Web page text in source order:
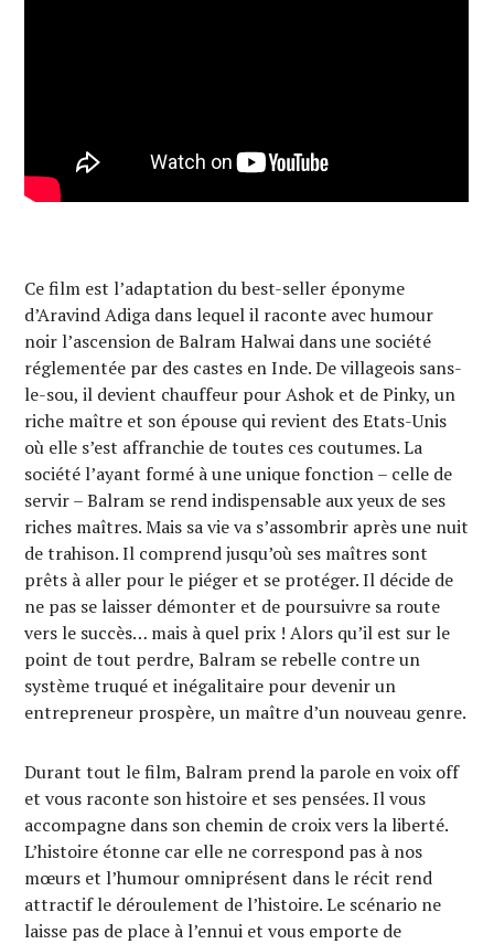
Ce film est l’adaptation du best-seller éponyme
d’Aravind Adiga dans lequel il raconte avec humour
noir l’ascension de Balram Halwai dans une société
réglementée par des castes en Inde. De villageois sans-
le-sou, il devient chauffeur pour Ashok et de Pinky, un
riche maître et son épouse qui revient des Etats-Unis
où elle s’est affranchie de toutes ces coutumes. La
société l’ayant formé à une unique fonction – celle de
servir – Balram se rend indispensable aux yeux de ses
riches maîtres. Mais sa vie va s’assombrir après une nuit
de trahison. Il comprend jusqu’où ses maîtres sont
prêts à aller pour le piéger et se protéger. Il décide de
ne pas se laisser démonter et de poursuivre sa route
vers le succès… mais à quel prix ! Alors qu’il est sur le
point de tout perdre, Balram se rebelle contre un
système truqué et inégalitaire pour devenir un
entrepreneur prospère, un maître d’un nouveau genre.
Durant tout le film, Balram prend la parole en voix off
et vous raconte son histoire et ses pensées. Il vous
accompagne dans son chemin de croix vers la liberté.
L’histoire étonne car elle ne correspond pas à nos
mœurs et l’humour omniprésent dans le récit rend
attractif le déroulement de l’histoire. Le scénario ne
laisse pas de place à l’ennui et vous emporte de